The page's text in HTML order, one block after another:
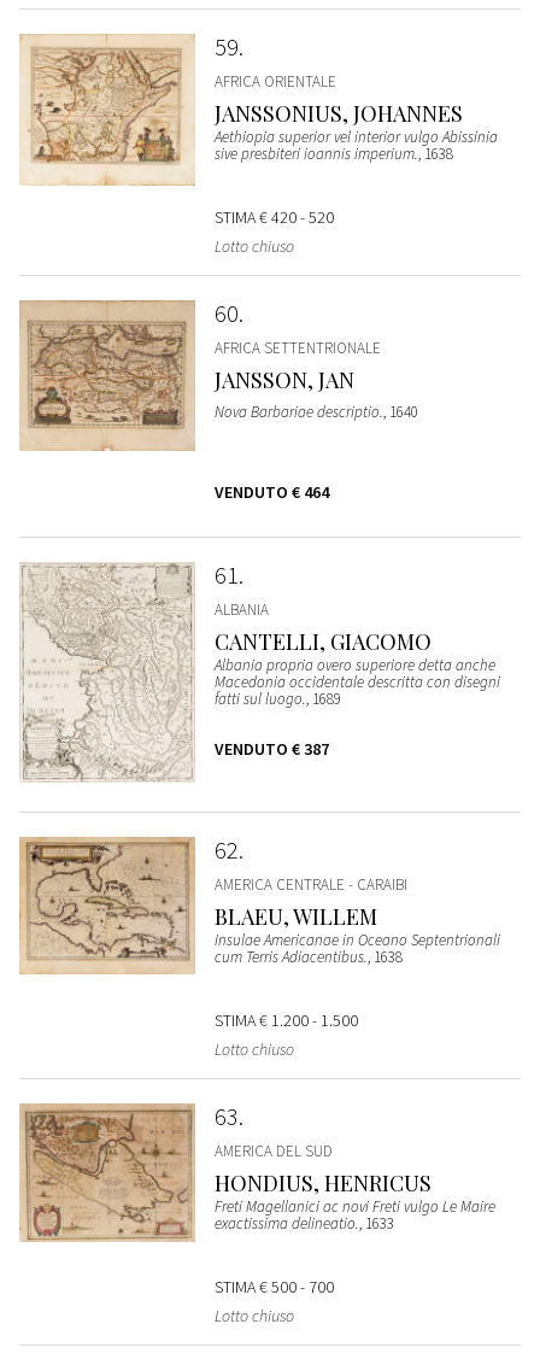
59
AFRICA ORIENTALE
JANSSONIUS, JOHANNES
Aethiopia superior vel interior vulgo Abissinia
sive presbiteri ioannis imperium., 1638
STIMA€ 420 - 520
Lotto chiuso
60
AFRICA SETTENTRIONALE
JANSSON, JAN
Nova Barbariae descriptio., 1640
VENDUTO € 464
61
ALBANIA
CANTELLI, GIACOMO
Albania propria overo superiore detta anche
Macedonia occidentale descritta con disegni
fatti sul luogo., 1689
VENDUTO € 387
62
AMERICA CENTRALE - CARAIBI
BLAEU, WILLEM
Insulae Americanae in Oceano Septentrionali
cum Terris Adiacentibus., 1638
STIMA€ 1.200 - 1.500
Lotto chiuso
63
AMERICA DEL SUD
HONDIUS, HENRICUS
Freti Magellanici ac novi Freti vulgo Le Maire
exactissima delineatio., 1633
STIMA€ 500 - 700
Lotto chiuso